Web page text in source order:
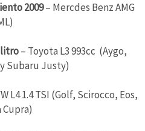
2009– Mercdes Benz AMG
litro– Toyota L3 993cc (Aygo,
Subaru Justy)
L4 1.4 TSI (Golf, Scirocco, Eos,